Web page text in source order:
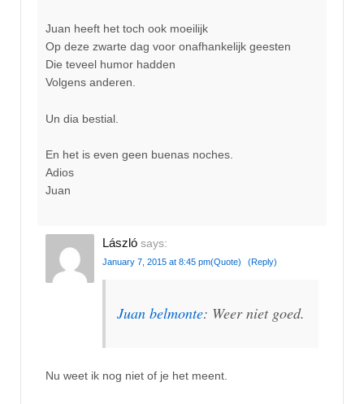
Juan heeft het toch ook moeilijk
Op deze zwarte dag voor onafhankelijk geesten
Die teveel humor hadden
Volgens anderen.
Un dia bestial.
En het is even geen buenas noches.
Adios
Juan
László says:
January 7, 2015 at 8:45 pm(Quote) (Reply)
Juan belmonte: Weer niet goed.
Nu weet ik nog niet of je het meent.